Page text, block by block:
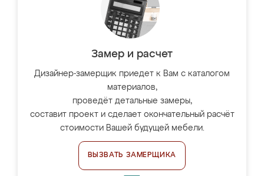
Замер и расчет
Дизайнер-замерщик приедет к Вам с каталогом
материалов,
проведёт детальные замеры,
составит проект и сделает окончательный расчёт
стоимости Вашей будущей мебели.
ВЫЗВАТЬ ЗАМЕРЩИКА